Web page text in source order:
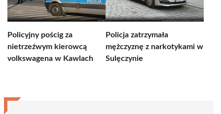
Policyjny pościg za
nietrzeźwym kierowcą
volkswagena w Kawlach
Policja zatrzymała
mężczyznę z narkotykami w
Sulęczynie